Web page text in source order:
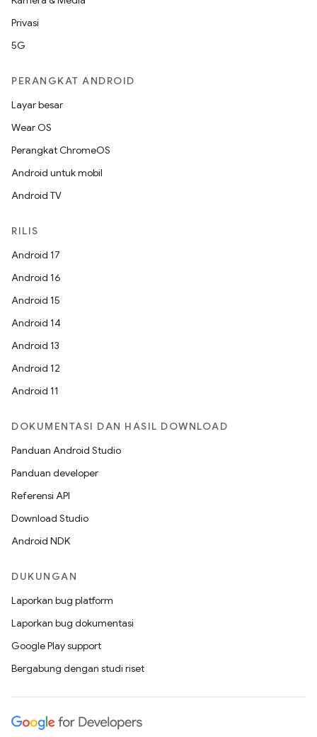
Privasi
5G
PERANGKAT ANDROID
Layar besar
Wear OS
Perangkat ChromeOS
Android untuk mobil
Android TV
RILIS
Android 17
Android 16
Android 15
Android 14
Android 13
Android 12
Android 11
DOKUMENTASI DAN HASIL DOWNLOAD
Panduan Android Studio
Panduan developer
Referensi API
Download Studio
Android NDK
DUKUNGAN
Laporkan bug platform
Laporkan bug dokumentasi
Google Play support
Bergabung dengan studi riset